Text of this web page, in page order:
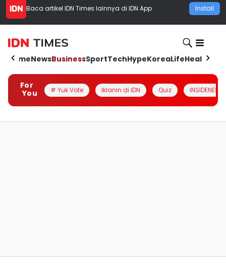
Baca artikel IDN Times lainnya di IDN App Install
HomeNewsBusinessSportTechHypeKoreaLifeHealth
For
You
# Yuk Vote Iklanin di IDN Quiz INSIDENESIA